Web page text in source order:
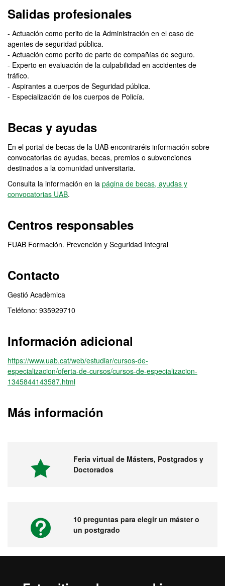
Salidas profesionales
- Actuación como perito de la Administración en el caso de
agentes de seguridad pública.
- Actuación como perito de parte de compañías de seguro.
- Experto en evaluación de la culpabilidad en accidentes de
tráfico.
- Aspirantes a cuerpos de Seguridad pública.
- Especialización de los cuerpos de Policía.
Becas y ayudas
En el portal de becas de la UAB encontraréis información sobre
convocatorias de ayudas, becas, premios o subvenciones
destinados a la comunidad universitaria.
Consulta la información en la página de becas, ayudas y
convocatorias UAB.
Centros responsables
FUAB Formación. Prevención y Seguridad Integral
Contacto
Gestió Acadèmica
Teléfono: 935929710
Información adicional
https://www.uab.cat/web/estudiar/cursos-de-
especializacion/oferta-de-cursos/cursos-de-especializacion-
1345844143587.html
Más información
Feria virtual de Másters, Postgrados y
Doctorados
10 preguntas para elegir un máster o
un postgrado